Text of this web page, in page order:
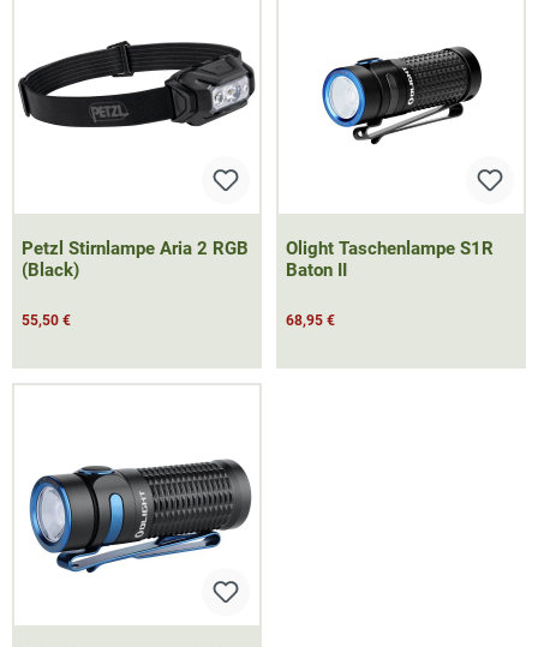
Petzl Stirnlampe Aria 2 RGB
(Black)
55,50 €
Olight Taschenlampe S1R
Baton II
68,95 €